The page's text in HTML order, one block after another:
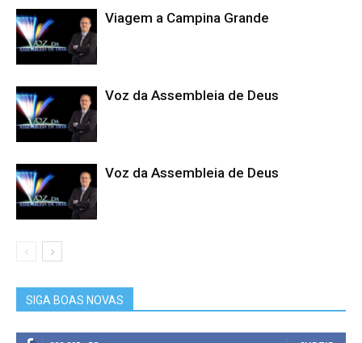
Viagem a Campina Grande
Voz da Assembleia de Deus
Voz da Assembleia de Deus
SIGA BOAS NOVAS